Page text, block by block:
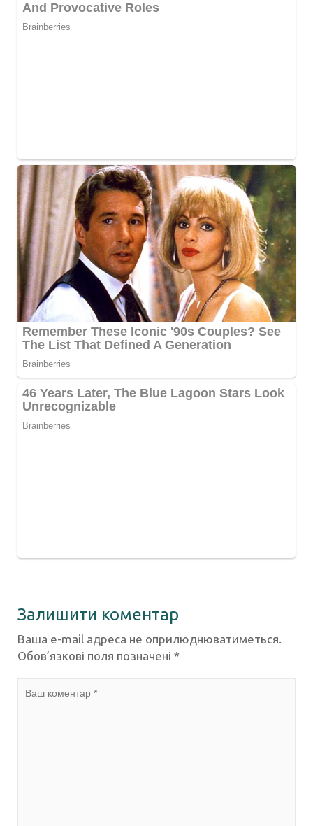
Залишити коментар
Ваша e-mail адреса не оприлюднюватиметься.
Обов’язкові поля позначені *